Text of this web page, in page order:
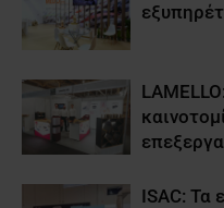
ISAC: Τα